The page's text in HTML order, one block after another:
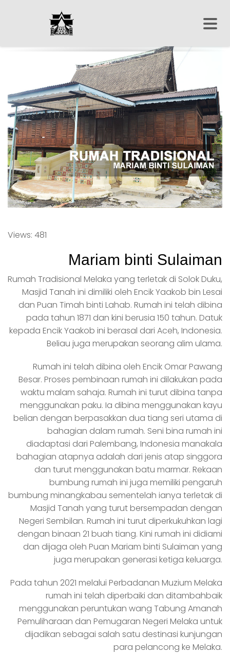
Views: 481
Mariam binti Sulaiman
Rumah Tradisional Melaka yang terletak di Solok Duku,
Masjid Tanah ini dimiliki oleh Encik Yaakob bin Lesai
dan Puan Timah binti Lahab. Rumah ini telah dibina
pada tahun 1871 dan kini berusia 150 tahun. Datuk
kepada Encik Yaakob ini berasal dari Aceh, Indonesia.
Beliau juga merupakan seorang alim ulama.
Rumah ini telah dibina oleh Encik Omar Pawang
Besar. Proses pembinaan rumah ini dilakukan pada
waktu malam sahaja. Rumah ini turut dibina tanpa
menggunakan paku. Ia dibina menggunakan kayu
belian dengan berpasakkan dua tiang seri utama di
bahagian dalam rumah. Seni bina rumah ini
diadaptasi dari Palembang, Indonesia manakala
bahagian atapnya adalah dari jenis atap singgora
dan turut menggunakan batu marmar. Rekaan
bumbung rumah ini juga memiliki pengaruh
bumbung minangkabau sementelah ianya terletak di
Masjid Tanah yang turut bersempadan dengan
Negeri Sembilan. Rumah ini turut diperkukuhkan lagi
dengan binaan 21 buah tiang. Kini rumah ini didiami
dan dijaga oleh Puan Mariam binti Sulaiman yang
juga merupakan generasi ketiga keluarga.
Pada tahun 2021 melalui Perbadanan Muzium Melaka
rumah ini telah diperbaiki dan ditambahbaik
menggunakan peruntukan wang Tabung Amanah
Pemuliharaan dan Pemugaran Negeri Melaka untuk
dijadikan sebagai salah satu destinasi kunjungan
para pelancong ke Melaka.